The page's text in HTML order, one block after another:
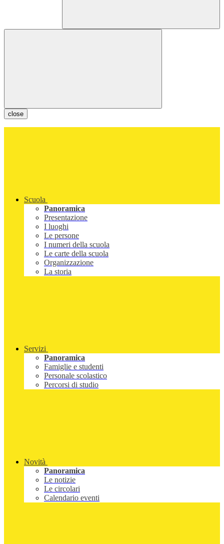
close
Scuola
Panoramica
Presentazione
I luoghi
Le persone
I numeri della scuola
Le carte della scuola
Organizzazione
La storia
Servizi
Panoramica
Famiglie e studenti
Personale scolastico
Percorsi di studio
Novità
Panoramica
Le notizie
Le circolari
Calendario eventi